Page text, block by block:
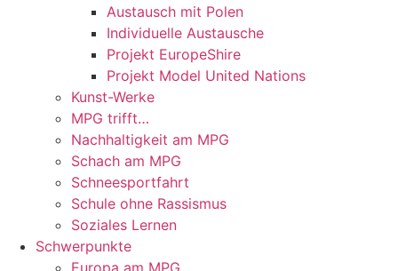
Austausch mit Polen
Individuelle Austausche
Projekt EuropeShire
Projekt Model United Nations
Kunst-Werke
MPG trifft…
Nachhaltigkeit am MPG
Schach am MPG
Schneesportfahrt
Schule ohne Rassismus
Soziales Lernen
Schwerpunkte
Europa am MPG